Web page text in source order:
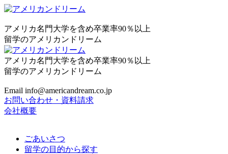
アメリカ名門大学を含め卒業率90％以上
留学のアメリカンドリーム
アメリカ名門大学を含め卒業率90％以上
留学のアメリカンドリーム
Email info@americandream.co.jp
お問い合わせ・資料請求
会社概要
ごあいさつ
留学の目的から探す